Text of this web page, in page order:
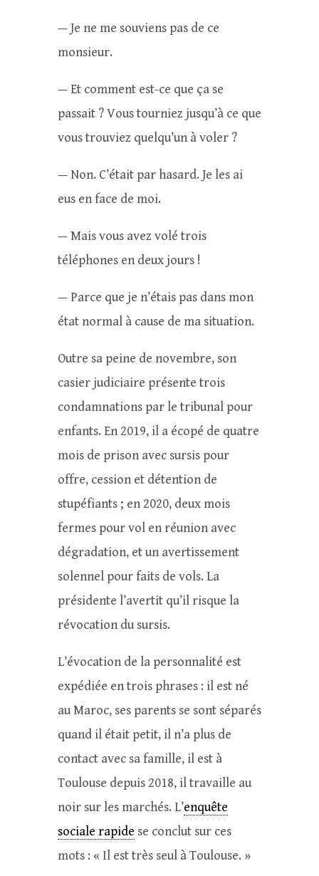
— Je ne me souviens pas de ce
monsieur.
— Et comment est-ce que ça se
passait ? Vous tourniez jusqu’à ce que
vous trouviez quelqu’un à voler ?
— Non. C’était par hasard. Je les ai
eus en face de moi.
— Mais vous avez volé trois
téléphones en deux jours !
— Parce que je n’étais pas dans mon
état normal à cause de ma situation.
Outre sa peine de novembre, son
casier judiciaire présente trois
condamnations par le tribunal pour
enfants. En 2019, il a écopé de quatre
mois de prison avec sursis pour
offre, cession et détention de
stupéfiants ; en 2020, deux mois
fermes pour vol en réunion avec
dégradation, et un avertissement
solennel pour faits de vols. La
présidente l’avertit qu’il risque la
révocation du sursis.
L’évocation de la personnalité est
expédiée en trois phrases : il est né
au Maroc, ses parents se sont séparés
quand il était petit, il n’a plus de
contact avec sa famille, il est à
Toulouse depuis 2018, il travaille au
noir sur les marchés. L’enquête
sociale rapide se conclut sur ces
mots : « Il est très seul à Toulouse. »